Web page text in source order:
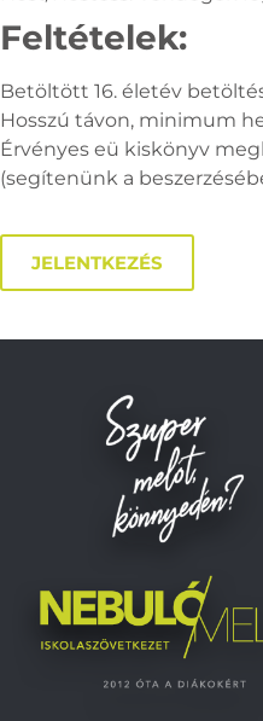
Feltételek:
Betöltött 16. életév
Hosszú távon, minimum
Érvényes eü kiskönyv
(segítenünk a
JELENTKEZÉS